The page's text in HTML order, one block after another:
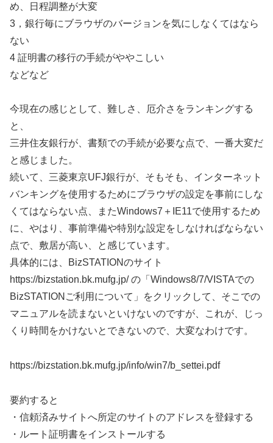
め、日程調整が大変
3，銀行毎にブラウザのバージョンを気にしなくてはなら
ない
4 証明書の移行の手続がややこしい
などなど
今現在の感じとして、難しさ、厄介さをランキングする
と、
三井住友銀行が、書類での手続が必要な点で、一番大変だ
と感じました。
続いて、三菱東京UFJ銀行が、そもそも、インターネット
バンキングを使用するためにブラウザの設定を事前にしな
くてはならない点、またWindows7＋IE11で使用するため
に、やはり、事前準備や特別な設定をしなければならない
点で、敷居が高い、と感じています。
具体的には、BizSTATIONのサイト
https://bizstation.bk.mufg.jp/ の「Windows8/7/VISTAでの
BizSTATIONご利用について」をクリックして、そこでの
マニュアルを読まないといけないのですが、これが、じっ
くり時間をかけないとできないので、大変なわけです。
https://bizstation.bk.mufg.jp/info/win7/b_settei.pdf
要約すると
・信頼済みサイトへ所定のサイトのアドレスを登録する
・ルート証明書をインストールする